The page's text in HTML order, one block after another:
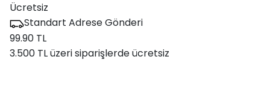
Ücretsiz
Standart Adrese Gönderi
99.90 TL
3.500 TL üzeri siparişlerde ücretsiz